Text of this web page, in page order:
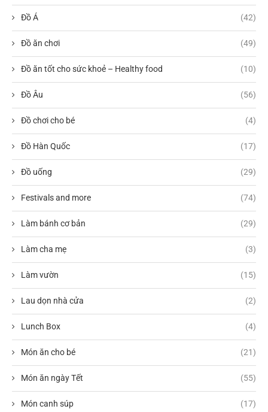
Đồ Á (42)
Đồ ăn chơi (49)
Đồ ăn tốt cho sức khoẻ – Healthy food (10)
Đồ Âu (56)
Đồ chơi cho bé (4)
Đồ Hàn Quốc (17)
Đồ uống (29)
Festivals and more (74)
Làm bánh cơ bản (29)
Làm cha mẹ (3)
Làm vườn (15)
Lau dọn nhà cửa (2)
Lunch Box (4)
Món ăn cho bé (21)
Món ăn ngày Tết (55)
Món canh súp (17)